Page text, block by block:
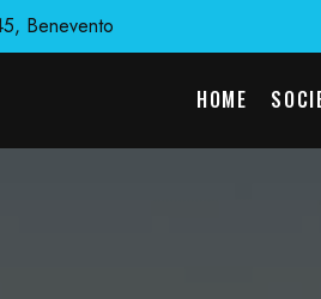
Benevento
HOME